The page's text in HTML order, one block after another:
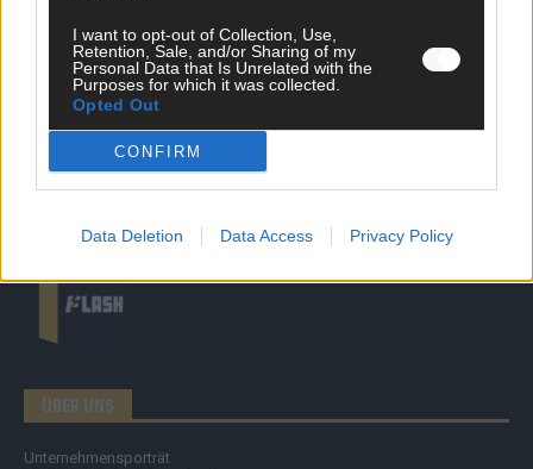
I want to opt-out of Collection, Use,
Retention, Sale, and/or Sharing of my
Personal Data that Is Unrelated with the
Purposes for which it was collected.
Opted Out
CONFIRM
Data Deletion Data Access Privacy Policy
Tipps & Tricks
Brainpower
Specials
Meinung
Streams & Storys
ÜBER UNS
Unternehmensporträt